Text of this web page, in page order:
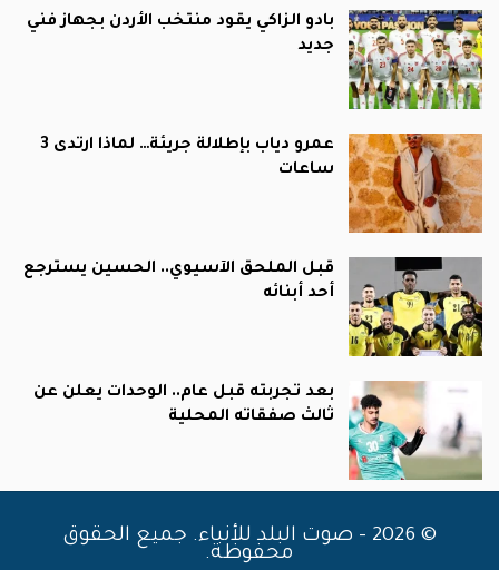
بادو الزاكي يقود منتخب الأردن بجهاز فني
جديد
عمرو دياب بإطلالة جريئة… لماذا ارتدى 3
ساعات
قبل الملحق الآسيوي.. الحسين يسترجع
أحد أبنائه
بعد تجربته قبل عام.. الوحدات يعلن عن
ثالث صفقاته المحلية
© 2026 - صوت البلد للأنباء. جميع الحقوق
محفوظة.